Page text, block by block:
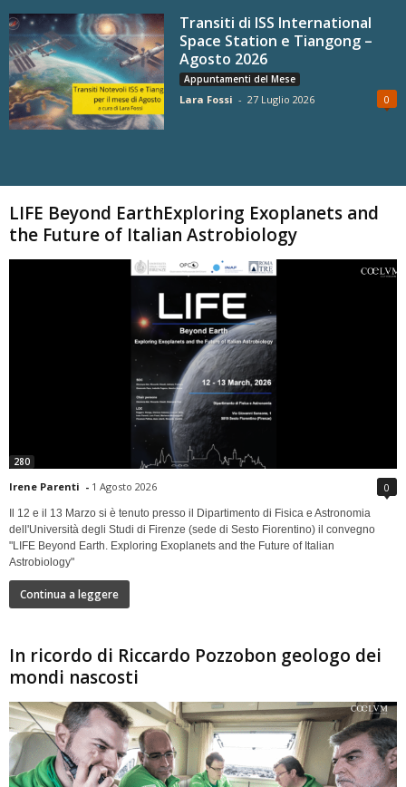
Transiti di ISS International
Space Station e Tiangong –
Agosto 2026
Appuntamenti del Mese
Lara Fossi - 27 Luglio 2026 0
LIFE Beyond EarthExploring Exoplanets and
the Future of Italian Astrobiology
280
Irene Parenti - 1 Agosto 2026 0
Il 12 e il 13 Marzo si è tenuto presso il Dipartimento di Fisica e Astronomia
dell'Università degli Studi di Firenze (sede di Sesto Fiorentino) il convegno
"LIFE Beyond Earth. Exploring Exoplanets and the Future of Italian
Astrobiology"
Continua a leggere
In ricordo di Riccardo Pozzobon geologo dei
mondi nascosti